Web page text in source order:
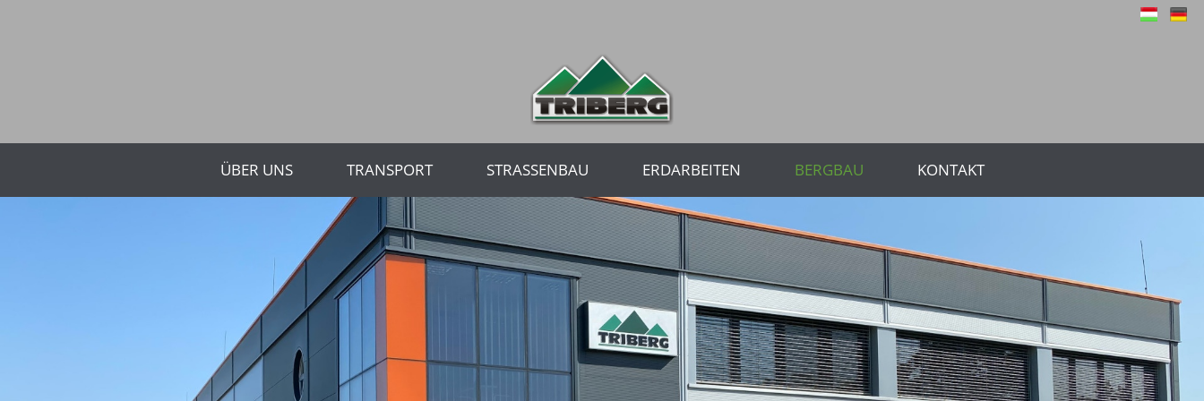
ÜBER UNS TRANSPORT STRASSENBAU ERDARBEITEN BERGBAU KONTAKT